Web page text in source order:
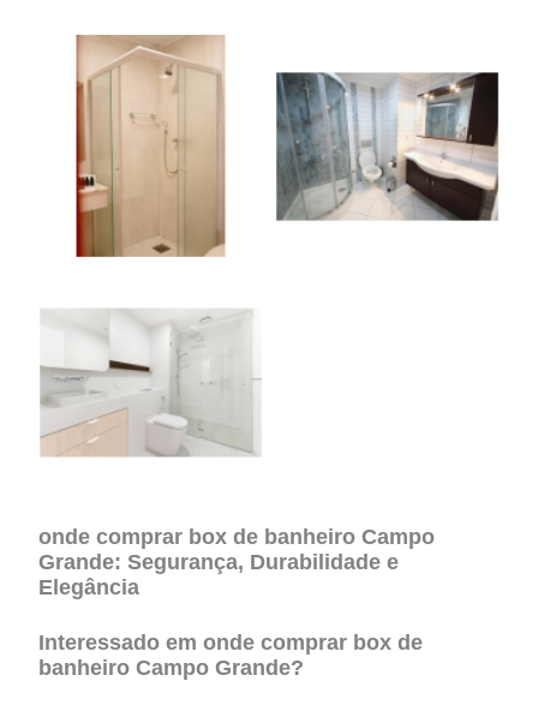
onde comprar box de banheiro Campo
Grande: Segurança, Durabilidade e
Elegância
Interessado em onde comprar box de
banheiro Campo Grande?